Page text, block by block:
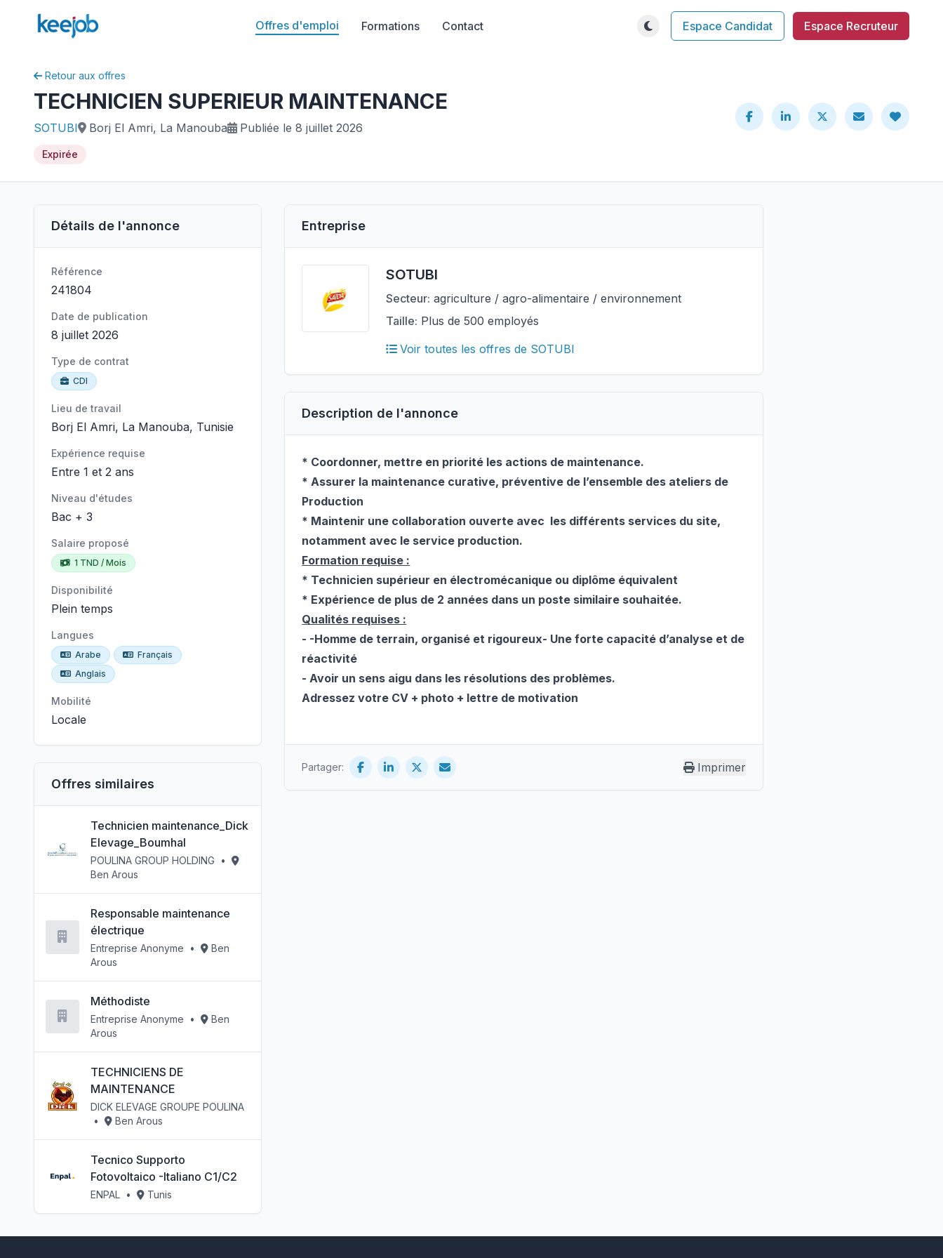
Offres d'emploi Formations Contact Espace Candidat Espace Recruteur
Retour aux offres
TECHNICIEN SUPERIEUR MAINTENANCE
SOTUBI Borj El Amri, La Manouba Publiée le 8 juillet 2026
Expirée
Détails de l'annonce
Référence
241804
Date de publication
8 juillet 2026
Type de contrat
CDI
Lieu de travail
Borj El Amri, La Manouba, Tunisie
Expérience requise
Entre 1 et 2 ans
Niveau d'études
Bac + 3
Salaire proposé
1 TND / Mois
Disponibilité
Plein temps
Langues
Arabe
Français
Anglais
Mobilité
Locale
Offres similaires
Technicien maintenance_Dick
Elevage_Boumhal
POULINA GROUP HOLDING
•
Ben Arous
Responsable maintenance
électrique
Entreprise Anonyme •
Ben
Arous
Méthodiste
Entreprise Anonyme •
Ben
Arous
TECHNICIENS DE
MAINTENANCE
DICK ELEVAGE GROUPE POULINA
•
Ben Arous
Tecnico Supporto
Fotovoltaico -Italiano C1/C2
ENPAL • Tunis
Entreprise
SOTUBI
Secteur: agriculture / agro-alimentaire / environnement
Taille: Plus de 500 employés
Voir toutes les offres de SOTUBI
Description de l'annonce
* Coordonner, mettre en priorité les actions de maintenance.
* Assurer la maintenance curative, préventive de l’ensemble des ateliers de
Production
* Maintenir une collaboration ouverte avec les différents services du site,
notamment avec le service production.
Formation requise :
* Technicien supérieur en électromécanique ou diplôme équivalent
* Expérience de plus de 2 années dans un poste similaire souhaitée.
Qualités requises :
- -Homme de terrain, organisé et rigoureux- Une forte capacité d’analyse et de
réactivité
- Avoir un sens aigu dans les résolutions des problèmes.
Adressez votre CV + photo + lettre de motivation
Partager: Imprimer